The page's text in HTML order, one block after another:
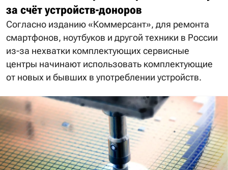
за счёт устройств-доноров
Согласно изданию «Коммерсант», для ремонта
смартфонов, ноутбуков и другой техники в России
из-за нехватки комплектующих сервисные
центры начинают использовать комплектующие
от новых и бывших в употреблении устройств.